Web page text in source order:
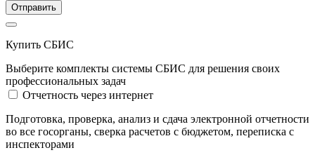
Отправить
Купить СБИС
Выберите комплекты системы СБИС для решения своих
профессиональных задач
Отчетность через интернет
Подготовка, проверка, анализ и сдача электронной отчетности
во все госорганы, сверка расчетов с бюджетом, переписка с
инспекторами